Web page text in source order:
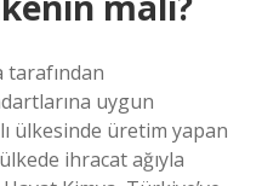
tarafından
uygun
ülkesinde üretim yapan
ihracat ağıyla